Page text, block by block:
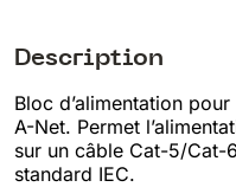
Description
Bloc d’alimentation
A-Net. Permet
sur un câble Cat-5/Cat-
standard IEC.